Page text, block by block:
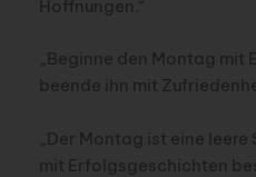
Hoffnungen.“
„Beginne den Montag mit
beende ihn mit
„Der Montag ist eine
mit Erfolgsgeschichten